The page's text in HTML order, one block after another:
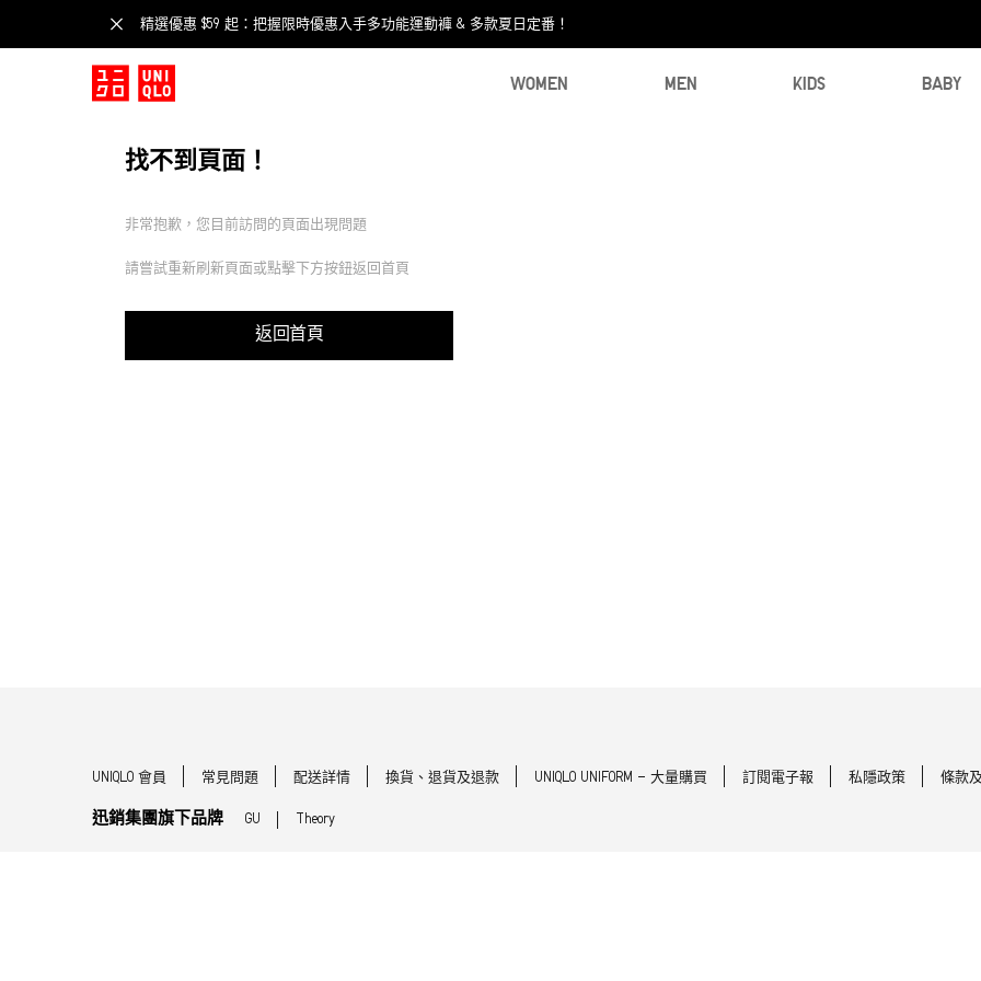
精選優惠 $59 起：把握限時優惠入手多功能運動褲 & 多款夏日定番！​
WOMEN MEN KIDS BABY
找不到頁面！
非常抱歉，您目前訪問的頁面出現問題
請嘗試重新刷新頁面或點擊下方按鈕返回首頁
返回首頁
UNIQLO 會員 常見問題 配送詳情 換貨、退貨及退款 UNIQLO UNIFORM - 大量購買 訂閱電子報 私隱政策 條款
迅銷集團旗下品牌 GU Theory